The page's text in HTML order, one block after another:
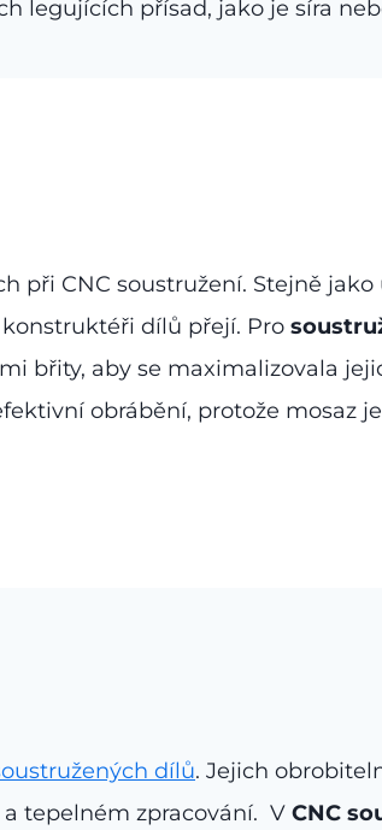
legujících přísad, jako je síra
při CNC soustružení. Stejně
dílů přejí. Pro
břity, aby se maximalizovala
obrábění, protože mosaz
dílů. Jejich
tepelném zpracování. V CNC